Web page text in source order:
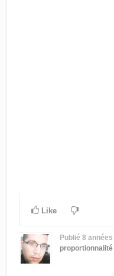
Like
Publié 8 années
proportionnalité